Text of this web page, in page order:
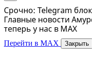
Срочно: Telegram
Главные новости
теперь у нас в MAX
Перейти в MAX Закрыть